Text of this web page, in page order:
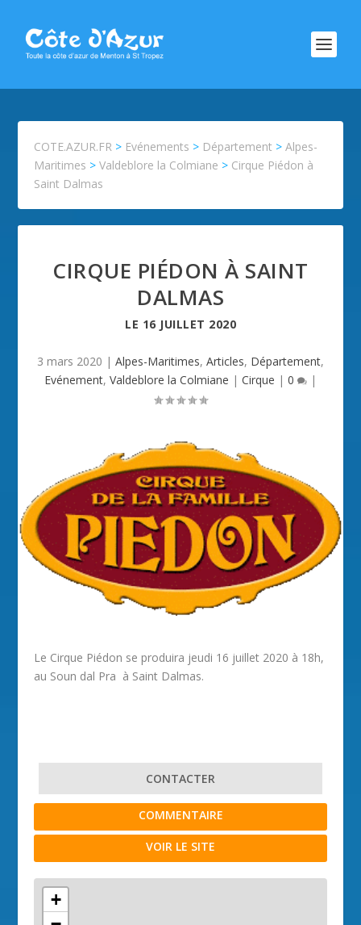
COTE.AZUR.FR > Evénements > Département >Alpes-
Maritimes >Valdeblore la Colmiane > Cirque Piédon à
Saint Dalmas
CIRQUE PIÉDON À SAINT
DALMAS
LE 16 JUILLET 2020
3 mars 2020 | Alpes-Maritimes, Articles, Département,
Evénement, Valdeblore la Colmiane | Cirque | 0 |
Le Cirque Piédon se produira jeudi 16 juillet 2020 à 18h,
au Soun dal Pra à Saint Dalmas.
CONTACTER
COMMENTAIRE
VOIR LE SITE
+